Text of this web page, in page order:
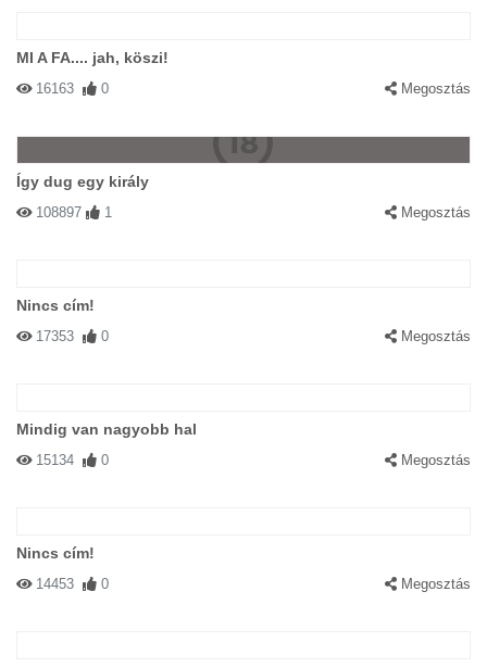
MI A FA.... jah, köszi!
16163 0 Megosztás
Így dug egy király
108897 1 Megosztás
Nincs cím!
17353 0 Megosztás
Mindig van nagyobb hal
15134 0 Megosztás
Nincs cím!
14453 0 Megosztás